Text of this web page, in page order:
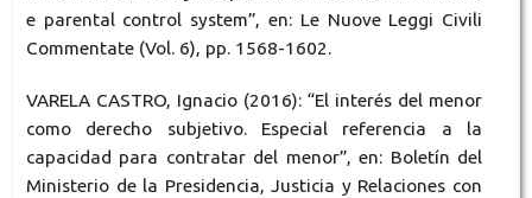
e parental control system”, en: Le Nuove Leggi Civili
Commentate (Vol. 6), pp. 1568-1602.
VARELA CASTRO, Ignacio (2016): “El interés del menor
como derecho subjetivo. Especial referencia a la
capacidad para contratar del menor”, en: Boletín del
Ministerio de la Presidencia, Justicia y Relaciones con